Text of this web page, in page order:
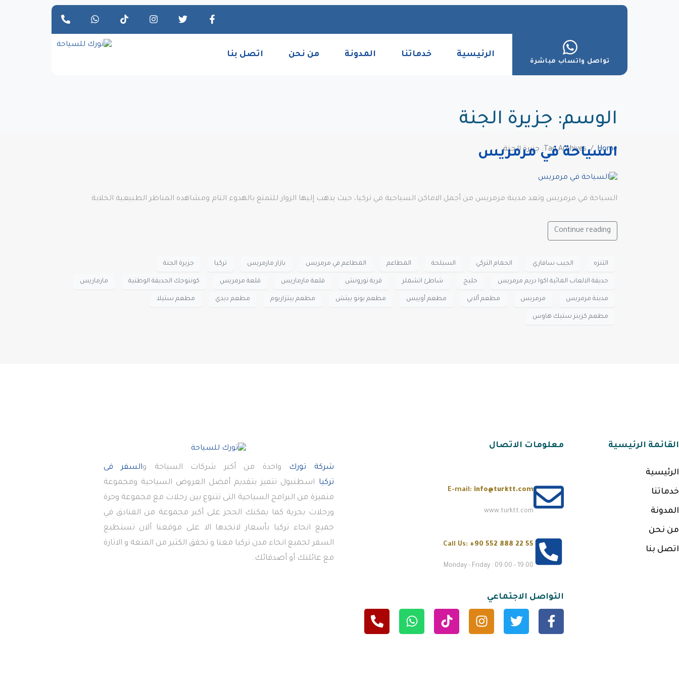
تواصل واتساب مباشرة
الرئيسية خدماتنا المدونة من نحن اتصل بنا
الوسم: جزيرة الجنة
Home Tag Archives: جزيرة الجنة
السياحة في مرمريس
السياحة في مرمريس وتعد مدينة مرمريس من أجمل الاماكن السياحية في تركيا، حيث يذهب إليها الزوار للتمتع بالهدوء التام ومشاهده المناظر الطبيعية الخلابة
Continue reading
التنزه الجيب سافاري الحمام التركي السيلحة المطاعم المطاعم في مرمريس بازار مارمريس تركيا جزيرة الجنة
حديقة الالعاب المائية اكوا دريم مرمريس خليج شاطئ اتشملر قرية تورونش قلعة مارماريس قلعة مرمريس كوننوجك الحديقة الوطنية مارماريس
مدينة مرمريس مرمريس مطعم ألابي مطعم أوييس مطعم بونو بيتش مطعم بيتزاريوم مطعم ديدي مطعم ستيلا
مطعم كزينز ستيك هاوس
القائمة الرئيسية
الرئيسية
خدماتنا
المدونة
من نحن
اتصل بنا
معلومات الاتصال
E-mail: info@turktt.com
www.turktt.com
Call Us: +90 552 888 22 55
Monday - Friday : 09:00 - 19:00
التواصل الاجتماعي
شركة تورك واحدة من أكبر شركات السياحة والسفر فى
تركيا اسطنبول تتميز بتقديم أفضل العروض السياحية ومجموعة
متميزة من البرامج السياحية التى تتنوع بين رحلات مع مجموعة وحرة
ورحلات بحرية كما يمكنك الحجز على أكبر مجموعة من الفنادق في
جميع انحاء تركيا بأسعار لاتجدها الا على موقعنا ألان تستطيع
السفر لجميع انحاء مدن تركيا معنا و تحقق الكثير من المتعة و الاثارة
مع عائلتك أو أصدقائك.